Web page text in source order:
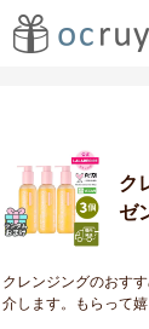
ク
ゼ
クレンジングのおす
介します。もらって